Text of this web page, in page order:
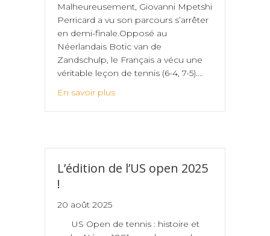
Malheureusement, Giovanni Mpetshi
Perricard a vu son parcours s’arrêter
en demi-finale.Opposé au
Néerlandais Botic van de
Zandschulp, le Français a vécu une
véritable leçon de tennis (6-4, 7-5).…
En savoir plus
L’édition de l’US open 2025
!
20 août 2025
US Open de tennis : histoire et